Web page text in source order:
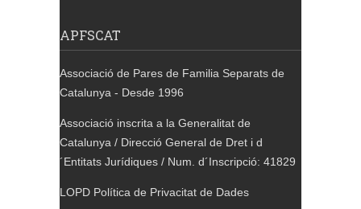
APFSCAT
Associació de Pares de Familia Separats de
Catalunya - Desde 1996
Associació inscrita a la Generalitat de
Catalunya / Direcció General de Dret i d
´Entitats Jurídiques / Num. d´Inscripció: 41829
LOPD Política de Privacitat de Dades